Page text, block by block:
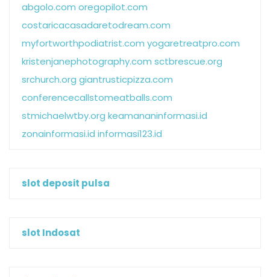
abgolo.com oregopilot.com
costaricacasadaretodream.com
myfortworthpodiatrist.com yogaretreatpro.com
kristenjanephotography.com sctbrescue.org
srchurch.org giantrusticpizza.com
conferencecallstomeatballs.com
stmichaelwtby.org keamananinformasi.id
zonainformasi.id informasi123.id
slot deposit pulsa
slot Indosat